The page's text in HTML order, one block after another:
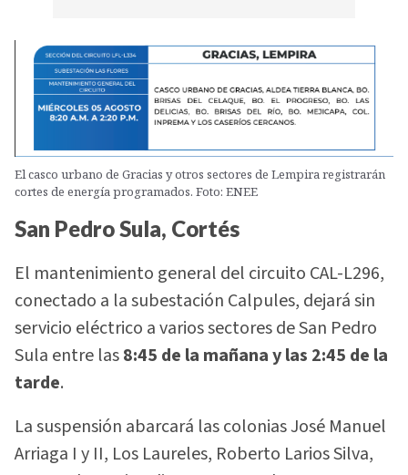
El casco urbano de Gracias y otros sectores de Lempira registrarán
cortes de energía programados. Foto: ENEE
San Pedro Sula, Cortés
El mantenimiento general del circuito CAL-L296,
conectado a la subestación Calpules, dejará sin
servicio eléctrico a varios sectores de San Pedro
Sula entre las8:45 de la mañana y las 2:45 de la
tarde.
La suspensión abarcará las colonias José Manuel
Arriaga I y II, Los Laureles, Roberto Larios Silva,